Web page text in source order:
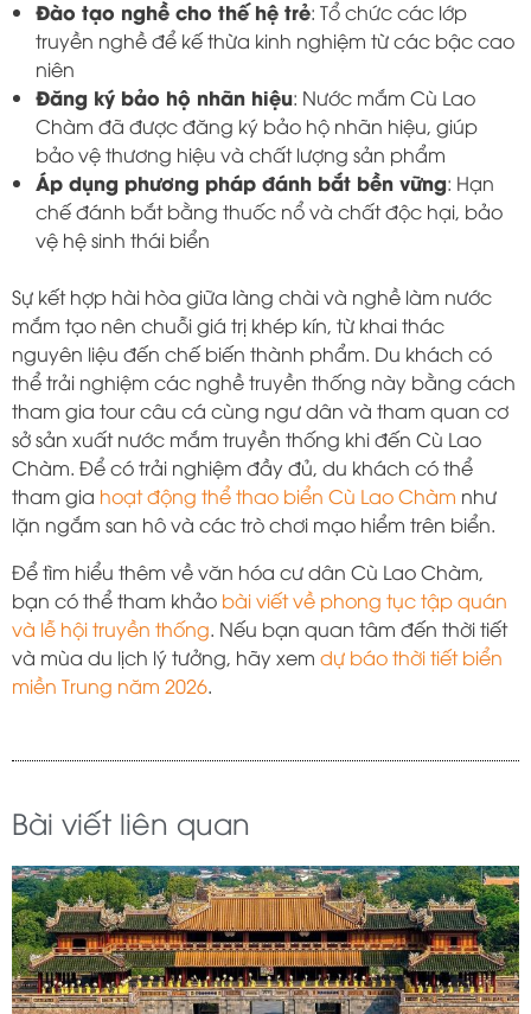
Đào tạo nghề cho thế hệ trẻ: Tổ chức các lớp
truyền nghề để kế thừa kinh nghiệm từ các bậc cao
niên
Đăng ký bảo hộ nhãn hiệu: Nước mắm Cù Lao
Chàm đã được đăng ký bảo hộ nhãn hiệu, giúp
bảo vệ thương hiệu và chất lượng sản phẩm
Áp dụng phương pháp đánh bắt bền vững: Hạn
chế đánh bắt bằng thuốc nổ và chất độc hại, bảo
vệ hệ sinh thái biển
Sự kết hợp hài hòa giữa làng chài và nghề làm nước
mắm tạo nên chuỗi giá trị khép kín, từ khai thác
nguyên liệu đến chế biến thành phẩm. Du khách có
thể trải nghiệm các nghề truyền thống này bằng cách
tham gia tour câu cá cùng ngư dân và tham quan cơ
sở sản xuất nước mắm truyền thống khi đến Cù Lao
Chàm. Để có trải nghiệm đầy đủ, du khách có thể
tham gia hoạt động thể thao biển Cù Lao Chàm như
lặn ngắm san hô và các trò chơi mạo hiểm trên biển.
Để tìm hiểu thêm về văn hóa cư dân Cù Lao Chàm,
bạn có thể tham khảo bài viết về phong tục tập quán
và lễ hội truyền thống. Nếu bạn quan tâm đến thời tiết
và mùa du lịch lý tưởng, hãy xem dự báo thời tiết biển
miền Trung năm 2026.
Bài viết liên quan